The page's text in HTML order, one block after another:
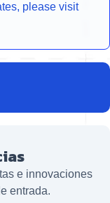
please visit
e innovaciones
entrada.